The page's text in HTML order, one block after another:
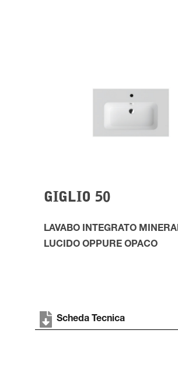
GIGLIO 50
LAVABO INTEGRATO
LUCIDO OPPURE OPACO
Scheda Tecnica